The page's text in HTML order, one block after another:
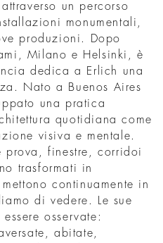
un percorso
monumentali,
produzioni. Dopo
Milano e Helsinki, è
dedica a Erlich una
Nato a Buenos Aires
una pratica
quotidiana come
visiva e mentale.
prova, finestre, corridoi
trasformati in
continuamente in
di vedere. Le sue
osservate:
abitate,